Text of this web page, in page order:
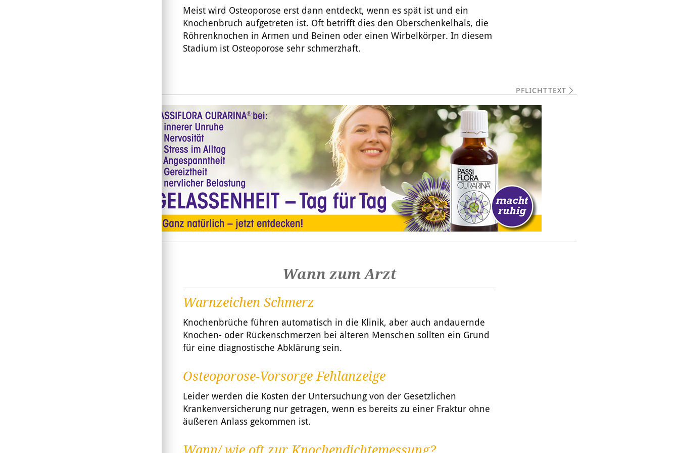
Meist wird Osteoporose erst dann entdeckt, wenn es spät ist und ein
Knochenbruch aufgetreten ist. Oft betrifft dies den Oberschenkelhals, die
Röhrenknochen in Armen und Beinen oder einen Wirbelkörper. In diesem
Stadium ist Osteoporose sehr schmerzhaft.
PFLICHTTEXT
Wann zum Arzt
Warnzeichen Schmerz
Knochenbrüche führen automatisch in die Klinik, aber auch andauernde
Knochen- oder Rückenschmerzen bei älteren Menschen sollten ein Grund
für eine diagnostische Abklärung sein.
Osteoporose-Vorsorge Fehlanzeige
Leider werden die Kosten der Untersuchung von der Gesetzlichen
Krankenversicherung nur getragen, wenn es bereits zu einer Fraktur ohne
äußeren Anlass gekommen ist.